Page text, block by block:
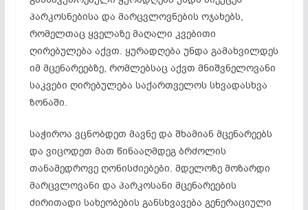
პარკოსნებისა და მარცვლოვნების ოჯახებს,
რომელთაც ყველაზე მაღალი კვებითი
ღირებულება აქვთ. ყურადღება უნდა გამახვილდეს
იმ მცენარეებზე, რომლებსაც აქვთ მნიშვნელოვანი
საკვები ღირებულება საქართველოს სხვადასხვა
ზონაში.
საჭიროა ვცნობდეთ მავნე და შხამიან მცენარეებს
და ვიცოდეთ მათ წინააღმდეგ ბრძოლის
თანამედროვე ღონისძიებები. მდელოზე მოზარდი
მარცვლოვანი და პარკოსანი მცენარეების
ძირითადი სახეობების განსხვავება გენერაციული